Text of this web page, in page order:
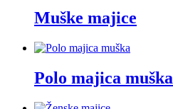
Muške majice
Polo majica muška